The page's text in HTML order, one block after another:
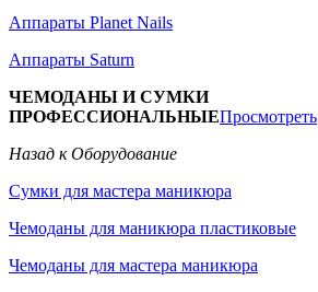
Аппараты Planet Nails
Аппараты Saturn
ЧЕМОДАНЫ И СУМКИ
ПРОФЕССИОНАЛЬНЫЕПросмотреть
Назад к Оборудование
Сумки для мастера маникюра
Чемоданы для маникюра пластиковые
Чемоданы для мастера маникюра